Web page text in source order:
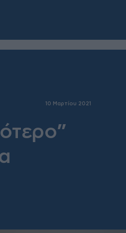
10 Μαρτίου 2021